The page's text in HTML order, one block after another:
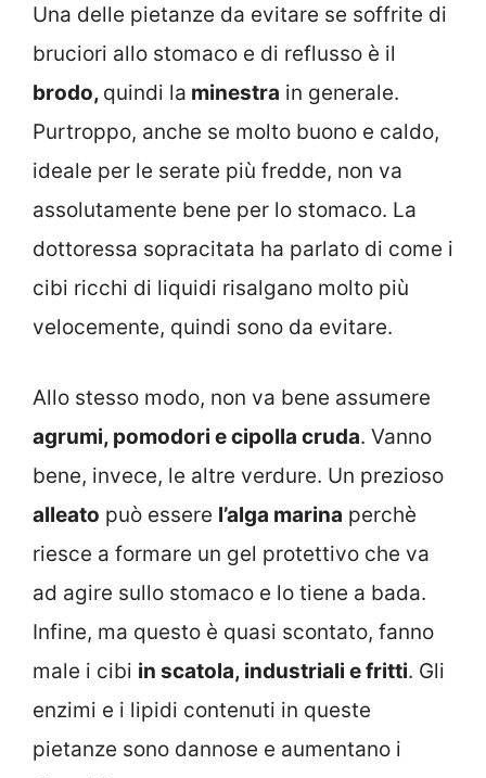
Una delle pietanze da evitare se soffrite di
bruciori allo stomaco e di reflusso è il
brodo, quindi la minestra in generale.
Purtroppo, anche se molto buono e caldo,
ideale per le serate più fredde, non va
assolutamente bene per lo stomaco. La
dottoressa sopracitata ha parlato di come i
cibi ricchi di liquidi risalgano molto più
velocemente, quindi sono da evitare.
Allo stesso modo, non va bene assumere
agrumi, pomodori e cipolla cruda. Vanno
bene, invece, le altre verdure. Un prezioso
alleato può essere l’alga marina perchè
riesce a formare un gel protettivo che va
ad agire sullo stomaco e lo tiene a bada.
Infine, ma questo è quasi scontato, fanno
male i cibi in scatola, industriali e fritti. Gli
enzimi e i lipidi contenuti in queste
pietanze sono dannose e aumentano i